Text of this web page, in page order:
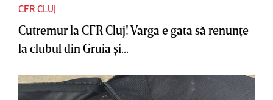
CFR CLUJ
Cutremur la CFR Cluj! Varga e gata să renunţe
la clubul din Gruia şi...